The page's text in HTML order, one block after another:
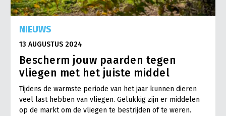
NIEUWS
13 AUGUSTUS 2024
Bescherm jouw paarden tegen
vliegen met het juiste middel
Tijdens de warmste periode van het jaar kunnen dieren
veel last hebben van vliegen. Gelukkig zijn er middelen
op de markt om de vliegen te bestrijden of te weren.